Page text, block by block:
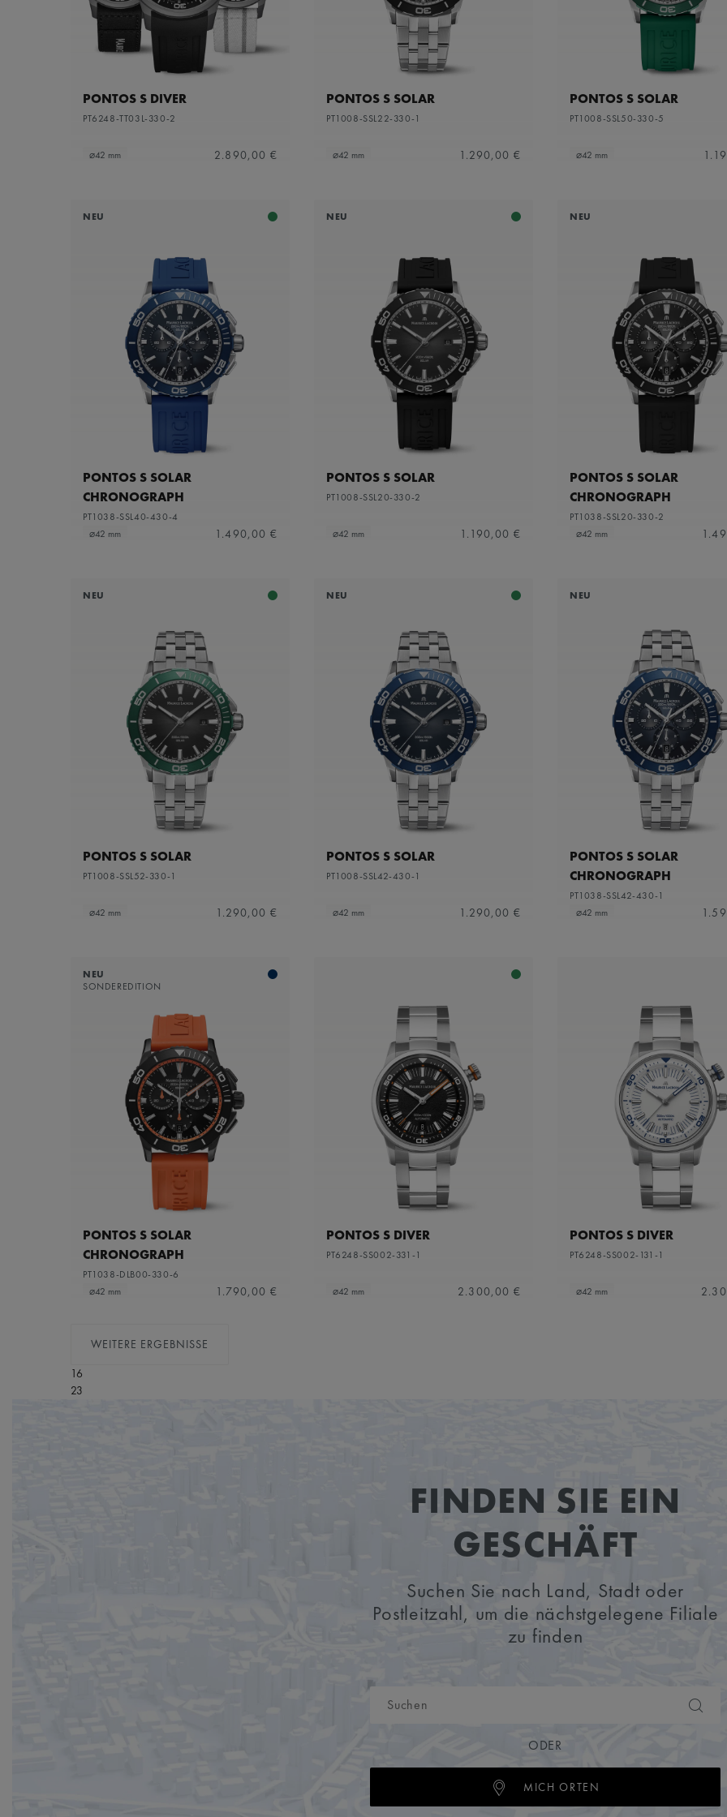
PONTOS S DIVER
PT6248-TT03L-330-2
⌀42 mm 2.890,00 €
PONTOS S SOLAR
PT1008-SSL22-330-1
⌀42 mm 1.290,00 €
PONTOS S SOLAR
PT1008-SSL50-330-5
⌀42 mm
NEU
PONTOS S SOLAR
CHRONOGRAPH
PT1038-SSL40-430-4
⌀42 mm
1.490,00 €
NEU
PONTOS S SOLAR
PT1008-SSL20-330-2
⌀42 mm 1.190,00 €
NEU
PONTOS S SOLAR
CHRONOGRAPH
PT1038-SSL20-330-2
⌀42 mm
NEU
PONTOS S SOLAR
PT1008-SSL52-330-1
⌀42 mm 1.290,00 €
NEU
PONTOS S SOLAR
PT1008-SSL42-430-1
⌀42 mm 1.290,00 €
NEU
PONTOS S SOLAR
CHRONOGRAPH
PT1038-SSL42-430-1
⌀42 mm
NEU
SONDEREDITION
PONTOS S SOLAR
CHRONOGRAPH
PT1038-DLB00-330-6
⌀42 mm
1.790,00 €
PONTOS S DIVER
PT6248-SS002-331-1
⌀42 mm 2.300,00 €
PONTOS S DIVER
PT6248-SS002-131-1
⌀42 mm
WEITERE ERGEBNISSE
16
23
FINDEN SIE EIN
GESCHÄFT
Suchen Sie nach Land, Stadt oder
Postleitzahl, um die nächstgelegene Filiale
zu finden
ODER
MICH ORTEN